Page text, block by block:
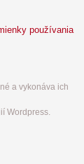
používania
a vykonáva ich
Wordpress.